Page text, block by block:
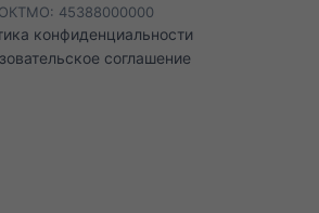
ОКТМО: 45388000000
конфиденциальности
соглашение